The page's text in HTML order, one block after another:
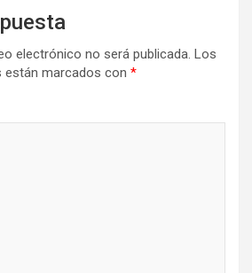
electrónico no será publicada. Los
marcados con *